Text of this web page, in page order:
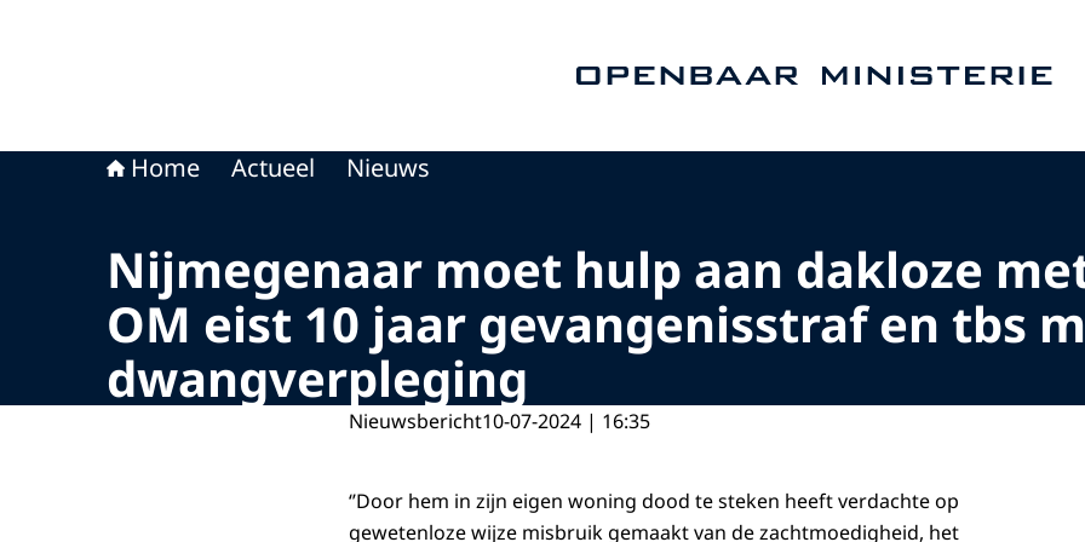
Home Actueel Nieuws
Nijmegenaar moet hulp aan dakloze
OM eist 10 jaar gevangenisstraf en tbs
dwangverpleging
Nieuwsbericht10-07-2024 | 16:35
‘’Door hem in zijn eigen woning dood te steken heeft verdachte op
gewetenloze wijze misbruik gemaakt van de zachtmoedigheid, het